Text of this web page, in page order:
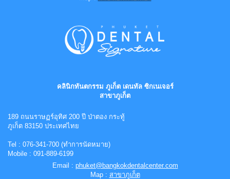
คลินิกทันตกรรม ภูเก็ต เดนทัล ซิกเนเจอร์
สาขาภูเก็ต
189 ถนนราษฏร์อุทิศ 200 ปี ป่าตอง กระทู้
ภูเก็ต 83150 ประเทศไทย
Tel : 076-341-700 (ทำการนัดหมาย)
Mobile : 091-889-6199
Email : phuket@bangkokdentalcenter.com
Map : สาขาภูเก็ต